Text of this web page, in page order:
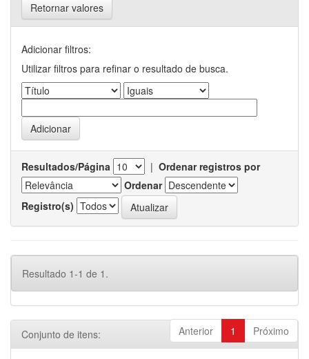
Retornar valores
Adicionar filtros:
Utilizar filtros para refinar o resultado de busca.
Resultados/Página | Ordenar registros por
Ordenar
Registro(s)
Resultado 1-1 de 1.
Anterior 1 Próximo
Conjunto de itens: